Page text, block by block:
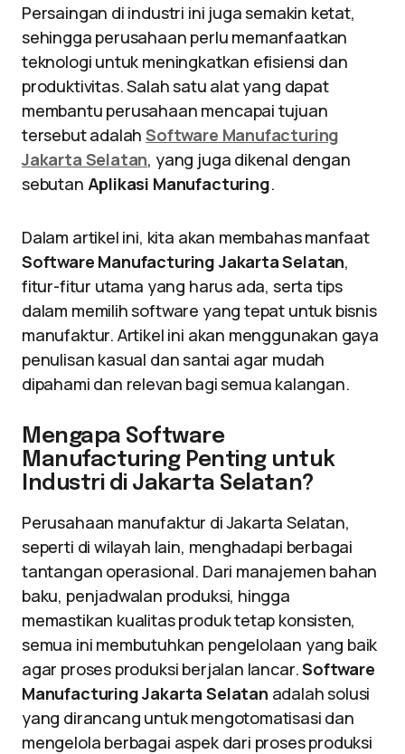
Persaingan di industri ini juga semakin ketat,
sehingga perusahaan perlu memanfaatkan
teknologi untuk meningkatkan efisiensi dan
produktivitas. Salah satu alat yang dapat
membantu perusahaan mencapai tujuan
tersebut adalahSoftware Manufacturing
Jakarta Selatan, yang juga dikenal dengan
sebutan Aplikasi Manufacturing.
Dalam artikel ini, kita akan membahas manfaat
Software Manufacturing Jakarta Selatan,
fitur-fitur utama yang harus ada, serta tips
dalam memilih software yang tepat untuk bisnis
manufaktur. Artikel ini akan menggunakan gaya
penulisan kasual dan santai agar mudah
dipahami dan relevan bagi semua kalangan.
Mengapa Software
Manufacturing Penting untuk
Industri di Jakarta Selatan?
Perusahaan manufaktur di Jakarta Selatan,
seperti di wilayah lain, menghadapi berbagai
tantangan operasional. Dari manajemen bahan
baku, penjadwalan produksi, hingga
memastikan kualitas produk tetap konsisten,
semua ini membutuhkan pengelolaan yang baik
agar proses produksi berjalan lancar.Software
Manufacturing Jakarta Selatan adalah solusi
yang dirancang untuk mengotomatisasi dan
mengelola berbagai aspek dari proses produksi